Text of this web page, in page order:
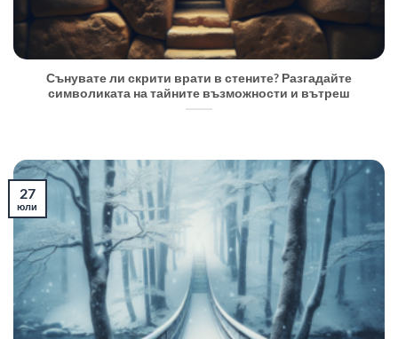
Сънувате ли скрити врати в стените? Разгадайте
символиката на тайните възможности и вътреш
27
юли